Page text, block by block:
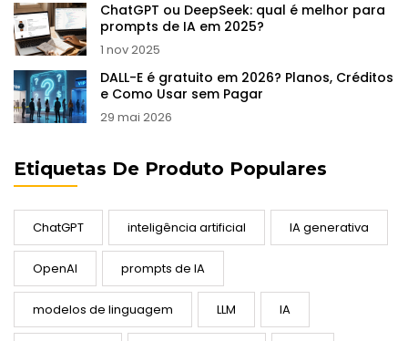
ChatGPT ou DeepSeek: qual é melhor para
prompts de IA em 2025?
1 nov 2025
DALL-E é gratuito em 2026? Planos, Créditos
e Como Usar sem Pagar
29 mai 2026
Etiquetas De Produto Populares
ChatGPT inteligência artificial IA generativa
OpenAI prompts de IA
modelos de linguagem LLM IA